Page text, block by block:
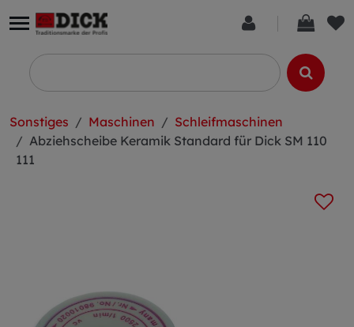
Sonstiges Maschinen
Schleifmaschinen
Abziehscheibe Keramik Standard für Dick SM 110
111